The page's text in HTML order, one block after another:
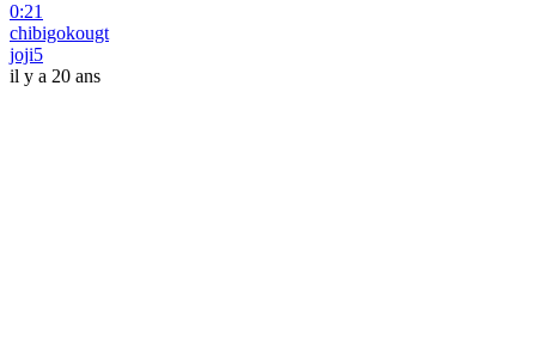
0:21
chibigokougt
joji5
il y a 20 ans